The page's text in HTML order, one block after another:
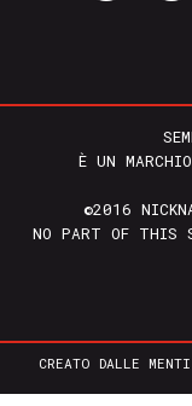
È UN
©2016
NO PART OF THIS
CREATO DALLE